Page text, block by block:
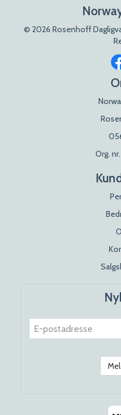
© 2026 Rosenhoff
Org.